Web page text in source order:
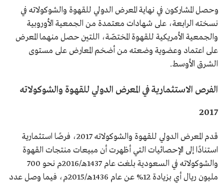
وحصل المشاركون في نهاية المعرض الدولي للقهوة والشوكولاته في
نسخته الرابعة، على شهادات معتمدة من الجمعية الأوروبية
والجمعية الأمريكية للقهوة المختصّة، اللتين حصل منهما المعرض
على اعتماد وعضوية وضعته من أضخم المعارض على مستوى
الشرق الأوسط.
الفرص الاستثمارية في المعرض الدولي للقهوة والشوكولاته
2017
قدم المعرض الدولي للقهوة والشوكولاته 2017، فرصًا استثمارية
استنادًا إلى الإحصائيات التي أظهرت أن مبيعات منتجات القهوة
والشوكولاته في السعودية بلغت عام 1437هـ/2016م نحو 700
مليون ريال أي بزيادة 12% عن عام 1436هـ/2015م، فيما وصل عدد